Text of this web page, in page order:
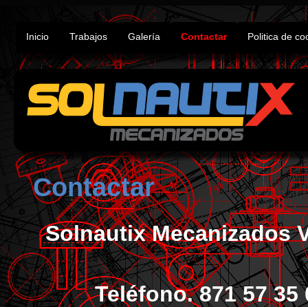
Inicio Trabajos Galería Contactar Politica de
Contactar
Solnautix Mecanizados
Teléfono. 871 57 35